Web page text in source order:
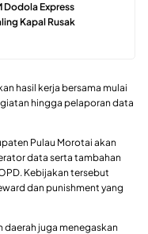
Dodola Express
Kapal Rusak
hasil kerja bersama mulai
hingga pelaporan data
Pulau Morotai akan
data serta tambahan
Kebijakan tersebut
dan punishment yang
juga menegaskan